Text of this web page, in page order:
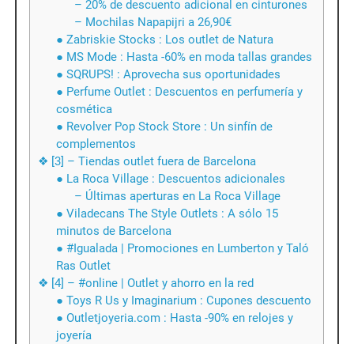
– 20% de descuento adicional en cinturones
– Mochilas Napapijri a 26,90€
● Zabriskie Stocks : Los outlet de Natura
● MS Mode : Hasta -60% en moda tallas grandes
● SQRUPS! : Aprovecha sus oportunidades
● Perfume Outlet : Descuentos en perfumería y
cosmética
● Revolver Pop Stock Store : Un sinfín de
complementos
❖ [3] – Tiendas outlet fuera de Barcelona
● La Roca Village : Descuentos adicionales
– Últimas aperturas en La Roca Village
● Viladecans The Style Outlets : A sólo 15
minutos de Barcelona
● #Igualada | Promociones en Lumberton y Taló
Ras Outlet
❖ [4] – #online | Outlet y ahorro en la red
● Toys R Us y Imaginarium : Cupones descuento
● Outletjoyeria.com : Hasta -90% en relojes y
joyería